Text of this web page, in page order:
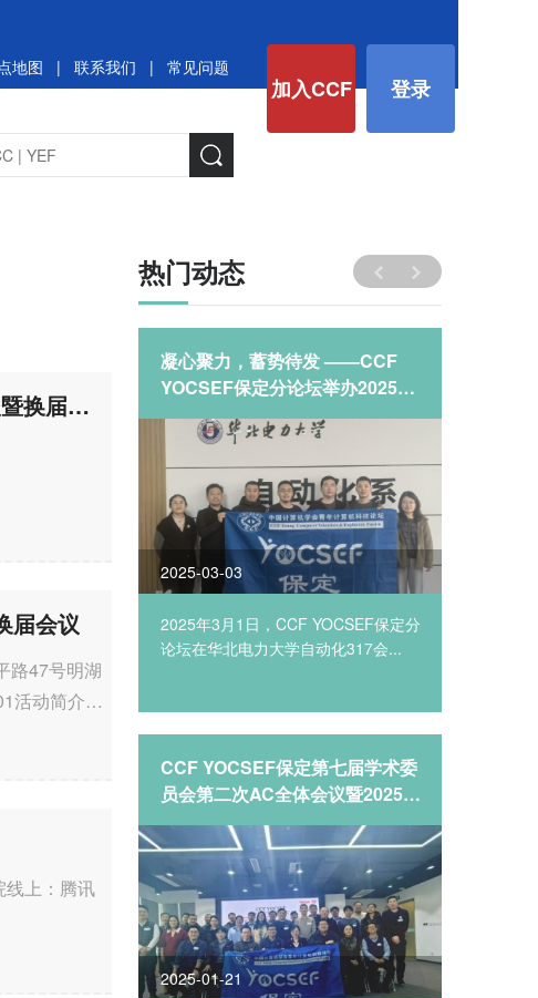
加入CCF 登录
地图 | 联系我们 | 常见问题
YOCSEF济南学术委员会2024-2025届 第一次全体AC委员会议暨换届会议
届会议
路47号明湖
活动简介
线上：腾讯
热门动态
）主办，
凝心聚力，蓄势待发 ——CCF
YOCSEF保定分论坛举办2025年
开工CLUB
2025-03-03
2025年3月1日，CCF YOCSEF保定分
论坛在华北电力大学自动化317会...
CCF YOCSEF保定第七届学术委
员会第二次AC全体会议暨2025-
2026年度换届选举
2025-01-21